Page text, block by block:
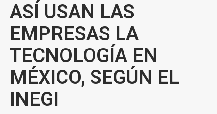
ASÍ USAN LAS
EMPRESAS LA
TECNOLOGÍA EN
MÉXICO, SEGÚN EL
INEGI